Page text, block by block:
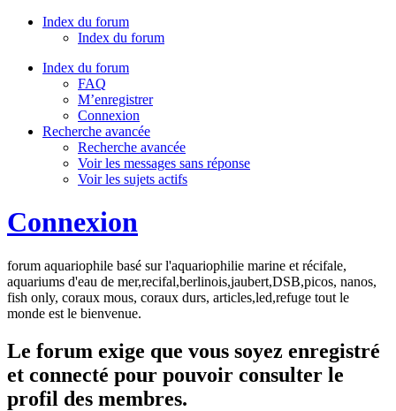
Index du forum
Index du forum
Index du forum
FAQ
M’enregistrer
Connexion
Recherche avancée
Recherche avancée
Voir les messages sans réponse
Voir les sujets actifs
Connexion
forum aquariophile basé sur l'aquariophilie marine et récifale,
aquariums d'eau de mer,recifal,berlinois,jaubert,DSB,picos, nanos,
fish only, coraux mous, coraux durs, articles,led,refuge tout le
monde est le bienvenue.
Le forum exige que vous soyez enregistré
et connecté pour pouvoir consulter le
profil des membres.